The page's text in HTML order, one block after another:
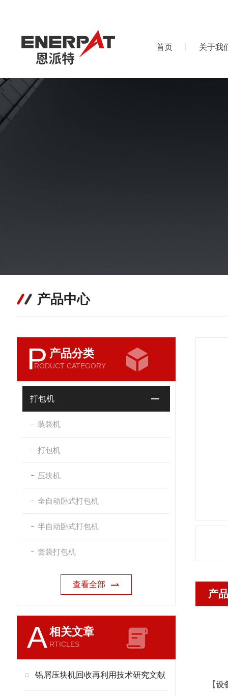
首页 关于我
产品中心
P 产品分类
RODUCT CATEGORY
打包机
装袋机
打包机
压块机
全自动卧式打包机
半自动卧式打包机
套袋打包机
查看全部
A相关文章
RTICLES
铝屑压块机回收再利用技术研究文献
产
【设